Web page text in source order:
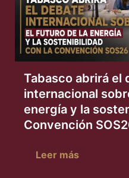
Tabasco abrirá el
internacional
energía y la
Convención
Leer más